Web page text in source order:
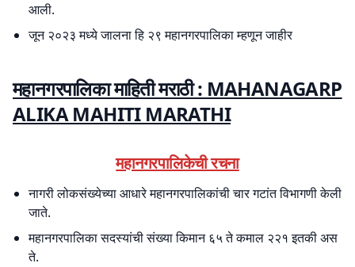
आली.
जून २०२३ मध्ये जालना हि २९ महानगरपालिका म्हणून जाहीर
महानगरपालिका माहिती मराठी : MAHANAGARP
ALIKA MAHITI MARATHI
महानगरपालिकेची रचना
नागरी लोकसंख्येच्या आधारे महानगरपालिकांची चार गटांत विभागणी केली
जाते.
महानगरपालिका सदस्यांची संख्या किमान ६५ ते कमाल २२१ इतकी अस
ते.